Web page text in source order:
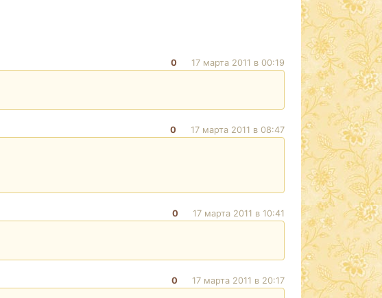
0 17 марта 2011 в 00:19
0 17 марта 2011 в 08:47
0 17 марта 2011 в 10:41
0 17 марта 2011 в 20:17